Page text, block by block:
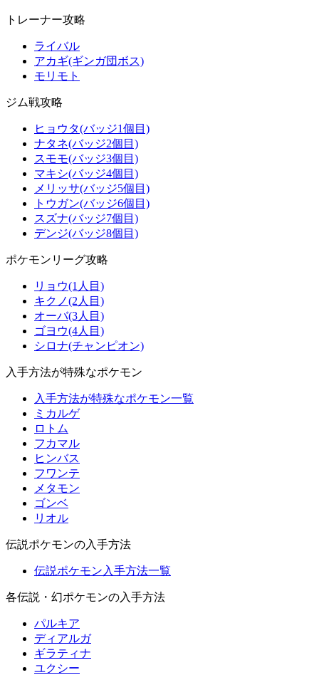
トレーナー攻略
ライバル
アカギ(ギンガ団ボス)
モリモト
ジム戦攻略
ヒョウタ(バッジ1個目)
ナタネ(バッジ2個目)
スモモ(バッジ3個目)
マキシ(バッジ4個目)
メリッサ(バッジ5個目)
トウガン(バッジ6個目)
スズナ(バッジ7個目)
デンジ(バッジ8個目)
ポケモンリーグ攻略
リョウ(1人目)
キクノ(2人目)
オーバ(3人目)
ゴヨウ(4人目)
シロナ(チャンピオン)
入手方法が特殊なポケモン
入手方法が特殊なポケモン一覧
ミカルゲ
ロトム
フカマル
ヒンバス
フワンテ
メタモン
ゴンベ
リオル
伝説ポケモンの入手方法
伝説ポケモン入手方法一覧
各伝説・幻ポケモンの入手方法
パルキア
ディアルガ
ギラティナ
ユクシー